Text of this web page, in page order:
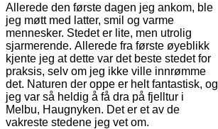
Allerede den første dagen jeg ankom, ble
jeg møtt med latter, smil og varme
mennesker. Stedet er lite, men utrolig
sjarmerende. Allerede fra første øyeblikk
kjente jeg at dette var det beste stedet for
praksis, selv om jeg ikke ville innrømme
det. Naturen der oppe er helt fantastisk, og
jeg var så heldig å få dra på fjelltur i
Melbu, Haugnyken. Det er et av de
vakreste stedene jeg vet om.